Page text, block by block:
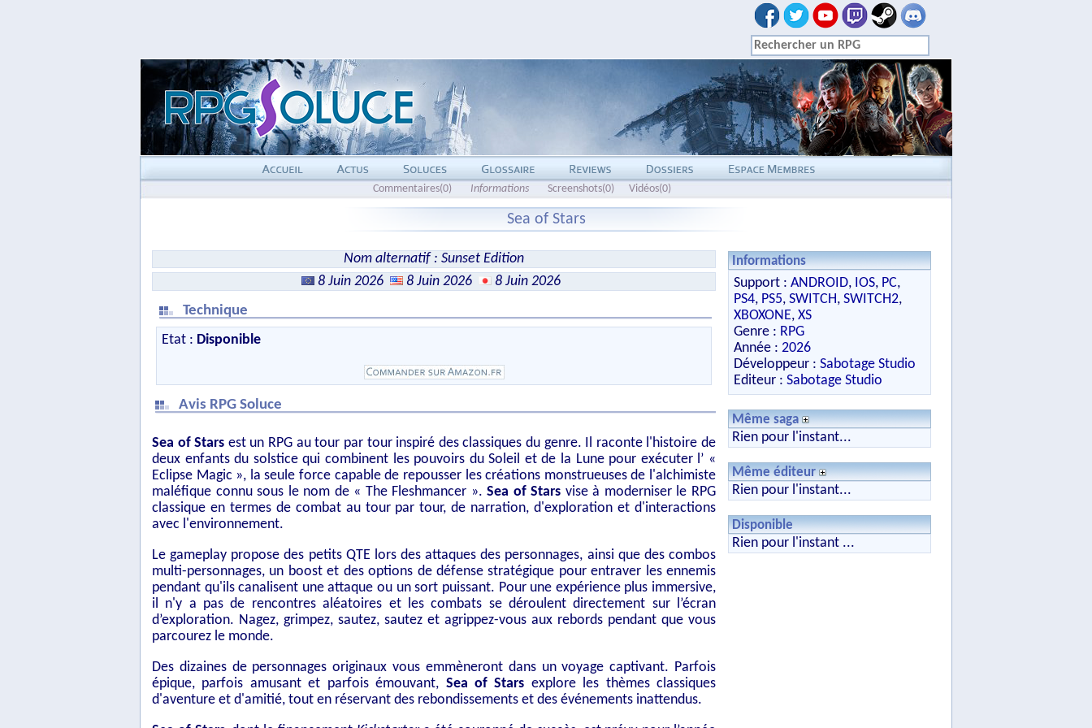
Commentaires(0) Informations Screenshots(0) Vidéos(0)
Sea of Stars
Nom alternatif : Sunset Edition
8 Juin 2026
8 Juin 2026
8 Juin 2026
Technique
Etat : Disponible
Avis RPG Soluce
Sea of ​​Stars est un RPG au tour par tour inspiré des classiques du genre. Il raconte l'histoire de
deux enfants du solstice qui combinent les pouvoirs du Soleil et de la Lune pour exécuter l’ «
Eclipse Magic », la seule force capable de repousser les créations monstrueuses de l'alchimiste
maléfique connu sous le nom de « The Fleshmancer ».Sea of ​​Stars vise à moderniser le RPG
classique en termes de combat au tour par tour, de narration, d'exploration et d'interactions
avec l'environnement.
Le gameplay propose des petits QTE lors des attaques des personnages, ainsi que des combos
multi-personnages, un boost et des options de défense stratégique pour entraver les ennemis
pendant qu'ils canalisent une attaque ou un sort puissant. Pour une expérience plus immersive,
il n'y a pas de rencontres aléatoires et les combats se déroulent directement sur l’écran
d’exploration. Nagez, grimpez, sautez, sautez et agrippez-vous aux rebords pendant que vous
parcourez le monde.
Des dizaines de personnages originaux vous emmèneront dans un voyage captivant. Parfois
épique, parfois amusant et parfois émouvant, Sea of ​​Stars explore les thèmes classiques
d'aventure et d'amitié, tout en réservant des rebondissements et des événements inattendus.
Informations
Support : ANDROID, IOS, PC,
PS4, PS5, SWITCH, SWITCH2,
XBOXONE, XS
Genre : RPG
Année : 2026
Développeur : Sabotage Studio
Editeur : Sabotage Studio
Même saga
Rien pour l'instant...
Même éditeur
Rien pour l'instant...
Disponible
Rien pour l'instant ...